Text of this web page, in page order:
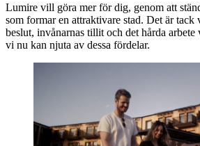
Lumire vill göra mer för dig, genom att
som formar en attraktivare stad. Det är tack
beslut, invånarnas tillit och det hårda
vi nu kan njuta av dessa fördelar.